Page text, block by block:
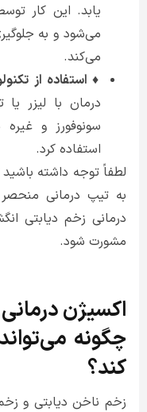
یابد. این کار
می‌شود و به
می‌کند.
♦ استفاده از
درمان با لیزر یا
سونوفورز و
استفاده کرد.
لطفاً توجه داشته
به تیپ درمانی
درمانی زخم دیابتی
مشورت شود.
اکسیژن
چگونه
کند؟
زخم ناخن دیابتی و